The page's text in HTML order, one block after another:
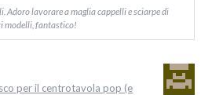
Adoro lavorare a maglia cappelli e sciarpe di
modelli, fantastico!
per il centrotavola pop (e